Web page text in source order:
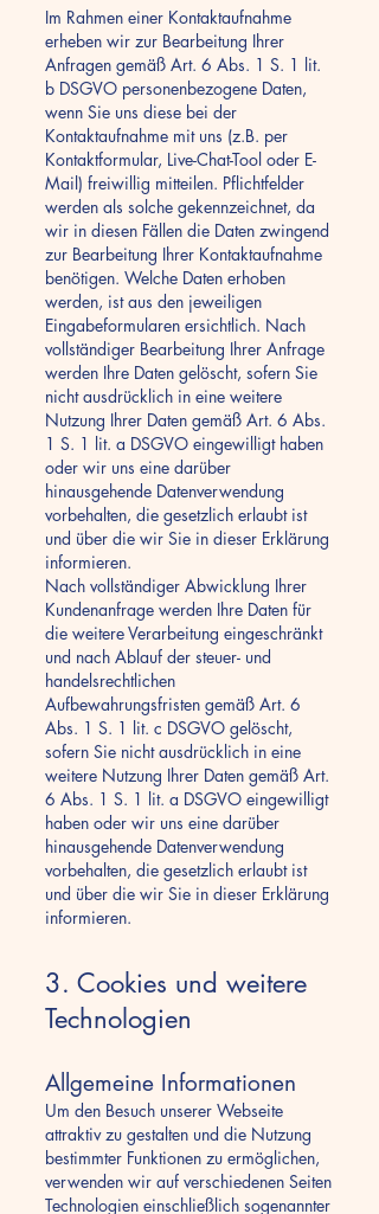
Im Rahmen einer Kontaktaufnahme
erheben wir zur Bearbeitung Ihrer
Anfragen gemäß Art. 6 Abs. 1 S. 1 lit.
b DSGVO personenbezogene Daten,
wenn Sie uns diese bei der
Kontaktaufnahme mit uns (z.B. per
Kontaktformular, Live-Chat-Tool oder E-
Mail) freiwillig mitteilen. Pflichtfelder
werden als solche gekennzeichnet, da
wir in diesen Fällen die Daten zwingend
zur Bearbeitung Ihrer Kontaktaufnahme
benötigen. Welche Daten erhoben
werden, ist aus den jeweiligen
Eingabeformularen ersichtlich. Nach
vollständiger Bearbeitung Ihrer Anfrage
werden Ihre Daten gelöscht, sofern Sie
nicht ausdrücklich in eine weitere
Nutzung Ihrer Daten gemäß Art. 6 Abs.
1 S. 1 lit. a DSGVO eingewilligt haben
oder wir uns eine darüber
hinausgehende Datenverwendung
vorbehalten, die gesetzlich erlaubt ist
und über die wir Sie in dieser Erklärung
informieren.
Nach vollständiger Abwicklung Ihrer
Kundenanfrage werden Ihre Daten für
die weitere Verarbeitung eingeschränkt
und nach Ablauf der steuer- und
handelsrechtlichen
Aufbewahrungsfristen gemäß Art. 6
Abs. 1 S. 1 lit. c DSGVO gelöscht,
sofern Sie nicht ausdrücklich in eine
weitere Nutzung Ihrer Daten gemäß Art.
6 Abs. 1 S. 1 lit. a DSGVO eingewilligt
haben oder wir uns eine darüber
hinausgehende Datenverwendung
vorbehalten, die gesetzlich erlaubt ist
und über die wir Sie in dieser Erklärung
informieren.
3. Cookies und weitere
Technologien
Allgemeine Informationen
Um den Besuch unserer Webseite
attraktiv zu gestalten und die Nutzung
bestimmter Funktionen zu ermöglichen,
verwenden wir auf verschiedenen Seiten
Technologien einschließlich sogenannter